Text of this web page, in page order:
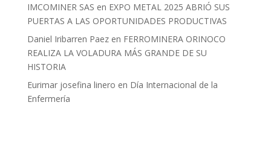
IMCOMINER SAS en EXPO METAL 2025 ABRIÓ SUS
PUERTAS A LAS OPORTUNIDADES PRODUCTIVAS
Daniel Iribarren Paezen FERROMINERA ORINOCO
REALIZA LA VOLADURA MÁS GRANDE DE SU
HISTORIA
Eurimar josefina linero en Día Internacional de la
Enfermería